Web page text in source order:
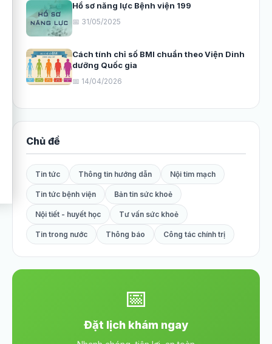
Hồ sơ năng lực Bệnh viện 199
📅 31/05/2025
Cách tính chỉ số BMI chuẩn theo Viện Dinh
dưỡng Quốc gia
📅 14/04/2026
Chủ đề
Tin tức Thông tin hướng dẫn Nội tim mạch
Tin tức bệnh viện Bản tin sức khoẻ
Nội tiết - huyết học Tư vấn sức khoẻ
Tin trong nước Thông báo Công tác chính trị
📅
Đặt lịch khám ngay